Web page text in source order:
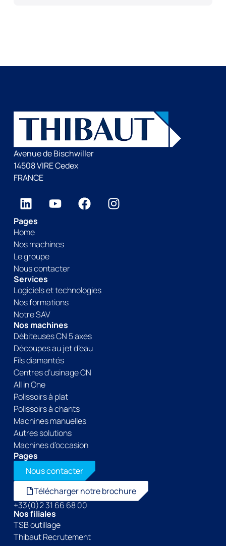
Avenue de Bischwiller
14508 VIRE Cedex
FRANCE
Pages
Home
Nos machines
Le groupe
Nous contacter
Services
Logiciels et technologies
Nos formations
Notre SAV
Nos machines
Débiteuses CN 5 axes
Découpes au jet d’eau
Fils diamantés
Centres d’usinage CN
All in One
Polissoirs à plat
Polissoirs à chants
Machines manuelles
Autres solutions
Machines d’occasion
Pages
Nous contacter
Télécharger notre brochure
+33(0)2 31 66 68 00
Nos filiales
TSB outillage
Thibaut Recrutement